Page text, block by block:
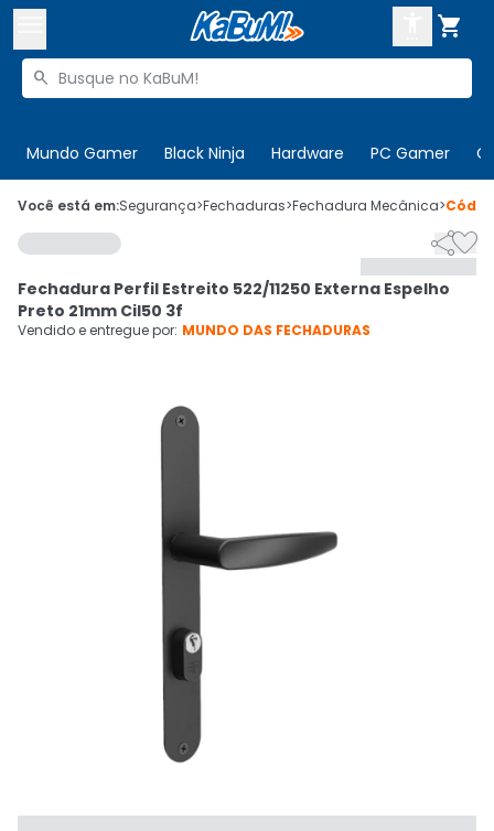

Buscar produtos

Mundo Gamer Black Ninja Hardware PC Gamer
 Olá. Acesse sua conta
 Departamentos
Cupons
CADASTRE-SE
Você está em:Segurança>Fechaduras>Fechadura Mecânica>

Fechadura Perfil Estreito 522/11250 Externa Espelho
Preto 21mm Cil50 3f
Vendido e entregue por: MUNDO DAS FECHADURAS